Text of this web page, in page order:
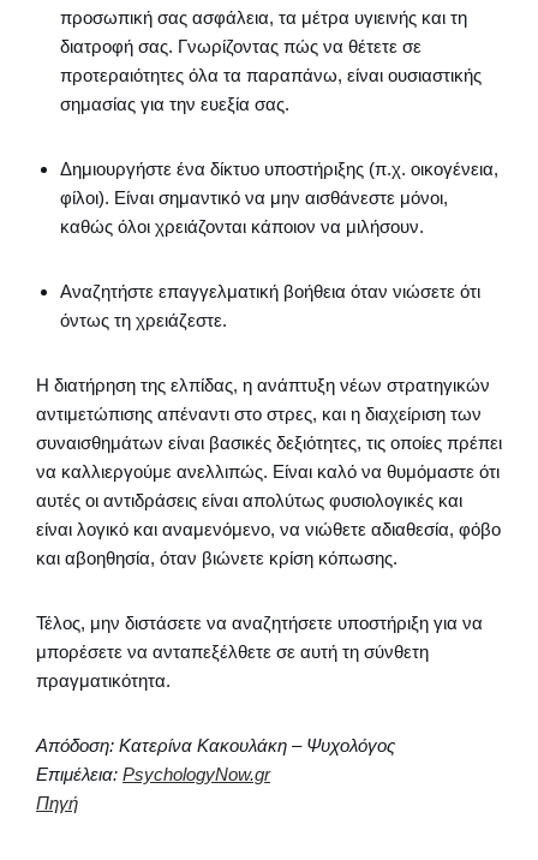
προσωπική σας ασφάλεια, τα μέτρα υγιεινής και τη
διατροφή σας. Γνωρίζοντας πώς να θέτετε σε
προτεραιότητες όλα τα παραπάνω, είναι ουσιαστικής
σημασίας για την ευεξία σας.
Δημιουργήστε ένα δίκτυο υποστήριξης (π.χ. οικογένεια,
φίλοι). Είναι σημαντικό να μην αισθάνεστε μόνοι,
καθώς όλοι χρειάζονται κάποιον να μιλήσουν.
Αναζητήστε επαγγελματική βοήθεια όταν νιώσετε ότι
όντως τη χρειάζεστε.
Η διατήρηση της ελπίδας, η ανάπτυξη νέων στρατηγικών
αντιμετώπισης απέναντι στο στρες, και η διαχείριση των
συναισθημάτων είναι βασικές δεξιότητες, τις οποίες πρέπει
να καλλιεργούμε ανελλιπώς. Είναι καλό να θυμόμαστε ότι
αυτές οι αντιδράσεις είναι απολύτως φυσιολογικές και
είναι λογικό και αναμενόμενο, να νιώθετε αδιαθεσία, φόβο
και αβοηθησία, όταν βιώνετε κρίση κόπωσης.
Τέλος, μην διστάσετε να αναζητήσετε υποστήριξη για να
μπορέσετε να ανταπεξέλθετε σε αυτή τη σύνθετη
πραγματικότητα.
Απόδοση: Κατερίνα Κακουλάκη – Ψυχολόγος
Επιμέλεια: PsychologyNow.gr
Πηγή